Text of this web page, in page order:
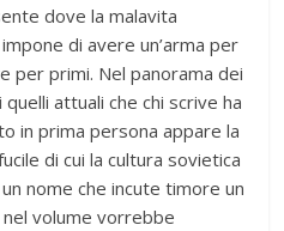
dove la malavita
di avere un’arma per
per primi. Nel panorama dei
attuali che chi scrive ha
in prima persona appare la
di cui la cultura sovietica
nome che incute timore un
volume vorrebbe